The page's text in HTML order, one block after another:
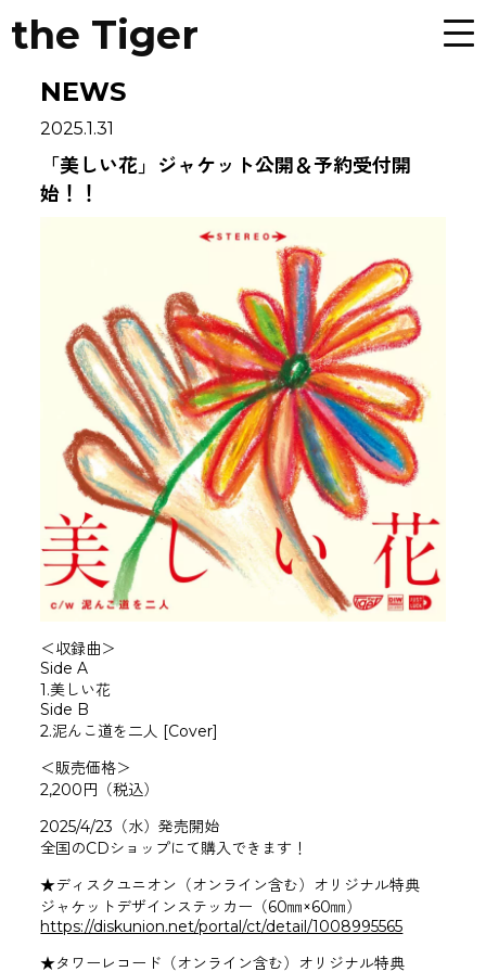
the Tiger
NEWS
2025.1.31
「美しい花」ジャケット公開＆予約受付開
始！！
＜収録曲＞
Side A
1.美しい花
Side B
2.泥んこ道を二人 [Cover]
＜販売価格＞
2,200円（税込）
2025/4/23（水）発売開始
全国のCDショップにて購入できます！
️★ディスクユニオン（オンライン含む）オリジナル特典
ジャケットデザインステッカー（60㎜×60㎜）
https://diskunion.net/portal/ct/detail/1008995565
★タワーレコード（オンライン含む）オリジナル特典